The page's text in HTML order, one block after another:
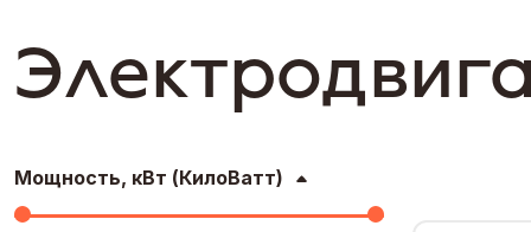
Мощность, кВт (КилоВатт)